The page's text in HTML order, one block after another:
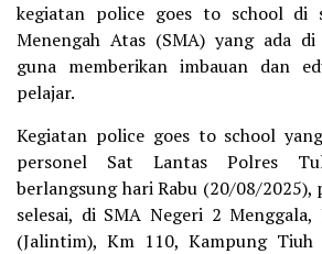
kegiatan police goes to school di
Menengah Atas (SMA) yang ada
guna memberikan imbauan dan
pelajar.
Kegiatan police goes to school
personel Sat Lantas Polres
berlangsung hari Rabu (20/08/2025),
selesai, di SMA Negeri 2
(Jalintim), Km 110, Kampung Tiuh